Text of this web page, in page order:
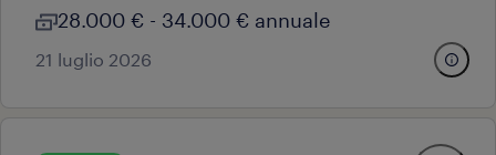
28.000 € - 34.000 € annuale
21 luglio 2026